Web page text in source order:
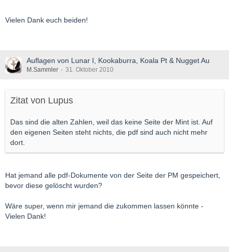
Vielen Dank euch beiden!
Auflagen von Lunar I, Kookaburra, Koala Pt & Nugget Au
M.Sammler 31. Oktober 2010
Zitat von Lupus
Das sind die alten Zahlen, weil das keine Seite der Mint ist. Auf
den eigenen Seiten steht nichts, die pdf sind auch nicht mehr
dort.
Hat jemand alle pdf-Dokumente von der Seite der PM gespeichert,
bevor diese gelöscht wurden?
Wäre super, wenn mir jemand die zukommen lassen könnte -
Vielen Dank!